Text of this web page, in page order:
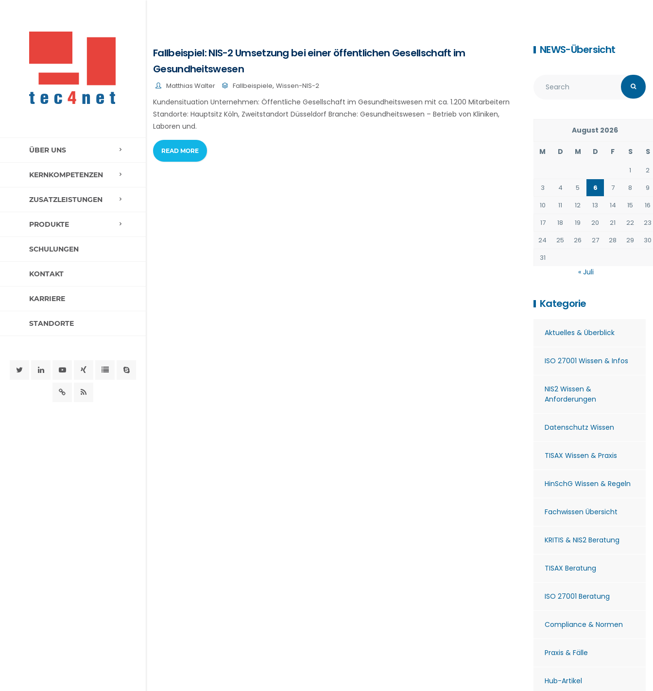
ÜBER UNS
KERNKOMPETENZEN
ZUSATZLEISTUNGEN
PRODUKTE
SCHULUNGEN
KONTAKT
KARRIERE
STANDORTE
Fallbeispiel: NIS-2 Umsetzung bei einer öffentlichen Gesellschaft im
Gesundheitswesen
Matthias Walter Fallbeispiele, Wissen-NIS-2
Kundensituation Unternehmen: Öffentliche Gesellschaft im Gesundheitswesen mit ca. 1.200 Mitarbeitern
Standorte: Hauptsitz Köln, Zweitstandort Düsseldorf Branche: Gesundheitswesen – Betrieb von Kliniken,
Laboren und.
READ MORE
NEWS-Übersicht
August 2026
M D M D F S S
1
2
3
4 5 6 7 8
9
10
11 12 13 14 15
16
17
18 19 20 21 22
23
24
25 26 27 28 29
30
31
« Juli
Kategorie
Aktuelles & Überblick
ISO 27001 Wissen & Infos
NIS2 Wissen &
Anforderungen
Datenschutz Wissen
TISAX Wissen & Praxis
HinSchG Wissen & Regeln
Fachwissen Übersicht
KRITIS & NIS2 Beratung
TISAX Beratung
ISO 27001 Beratung
Compliance & Normen
Praxis & Fälle
Hub-Artikel